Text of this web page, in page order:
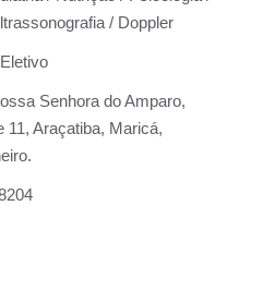
/ Doppler
Eletivo
Senhora do Amparo,
11, Araçatiba, Maricá,